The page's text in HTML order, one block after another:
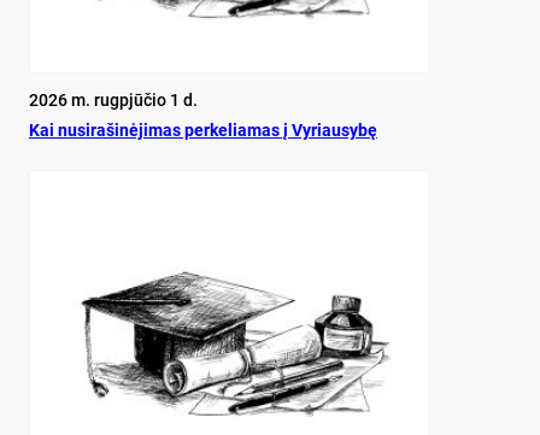
2026 m. rugpjūčio 1 d.
Kai nu­si­ra­ši­nė­ji­mas per­ke­lia­mas į Vy­riau­sy­bę